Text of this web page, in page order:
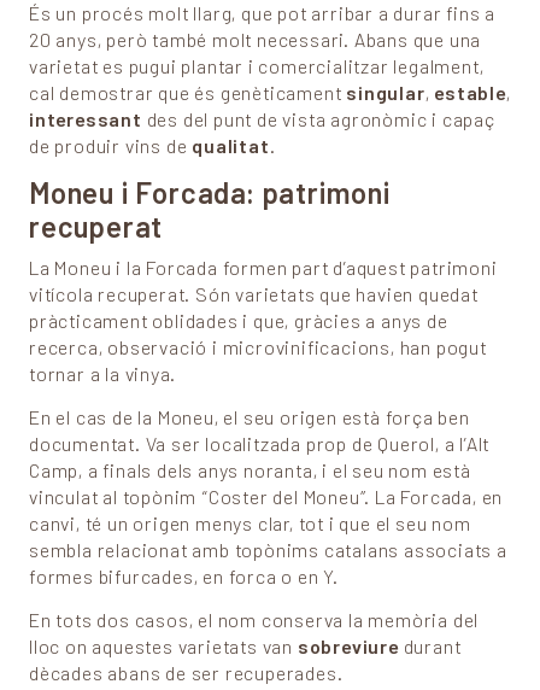
És un procés molt llarg, que pot arribar a durar fins a
20 anys, però també molt necessari. Abans que una
varietat es pugui plantar i comercialitzar legalment,
cal demostrar que és genèticament singular, estable,
interessant des del punt de vista agronòmic i capaç
de produir vins de qualitat.
Moneu i Forcada: patrimoni
recuperat
La Moneu i la Forcada formen part d’aquest patrimoni
vitícola recuperat. Són varietats que havien quedat
pràcticament oblidades i que, gràcies a anys de
recerca, observació i microvinificacions, han pogut
tornar a la vinya.
En el cas de la Moneu, el seu origen està força ben
documentat. Va ser localitzada prop de Querol, a l’Alt
Camp, a finals dels anys noranta, i el seu nom està
vinculat al topònim “Coster del Moneu”. La Forcada, en
canvi, té un origen menys clar, tot i que el seu nom
sembla relacionat amb topònims catalans associats a
formes bifurcades, en forca o en Y.
En tots dos casos, el nom conserva la memòria del
lloc on aquestes varietats van sobreviure durant
dècades abans de ser recuperades.